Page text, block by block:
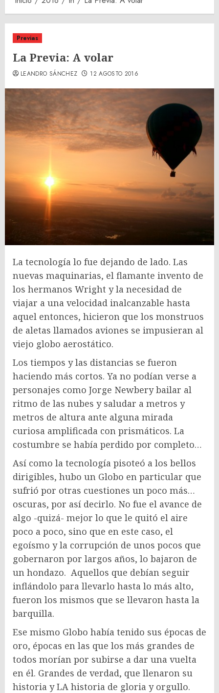
Previas
La Previa: A volar
LEANDRO SÁNCHEZ 12 AGOSTO 2016
La tecnología lo fue dejando de lado. Las
nuevas maquinarias, el flamante invento de
los hermanos Wright y la necesidad de
viajar a una velocidad inalcanzable hasta
aquel entonces, hicieron que los monstruos
de aletas llamados aviones se impusieran al
viejo globo aerostático.
Los tiempos y las distancias se fueron
haciendo más cortos. Ya no podían verse a
personajes como Jorge Newbery bailar al
ritmo de las nubes y saludar a metros y
metros de altura ante alguna mirada
curiosa amplificada con prismáticos. La
costumbre se había perdido por completo…
Así como la tecnología pisoteó a los bellos
dirigibles, hubo un Globo en particular que
sufrió por otras cuestiones un poco más…
oscuras, por así decirlo. No fue el avance de
algo -quizá- mejor lo que le quitó el aire
poco a poco, sino que en este caso, el
egoísmo y la corrupción de unos pocos que
gobernaron por largos años, lo bajaron de
un hondazo. Aquellos que debían seguir
inflándolo para llevarlo hasta lo más alto,
fueron los mismos que se llevaron hasta la
barquilla.
Ese mismo Globo había tenido sus épocas de
oro, épocas en las que los más grandes de
todos morían por subirse a dar una vuelta
en él. Grandes de verdad, que llenaron su
historia y LA historia de gloria y orgullo.